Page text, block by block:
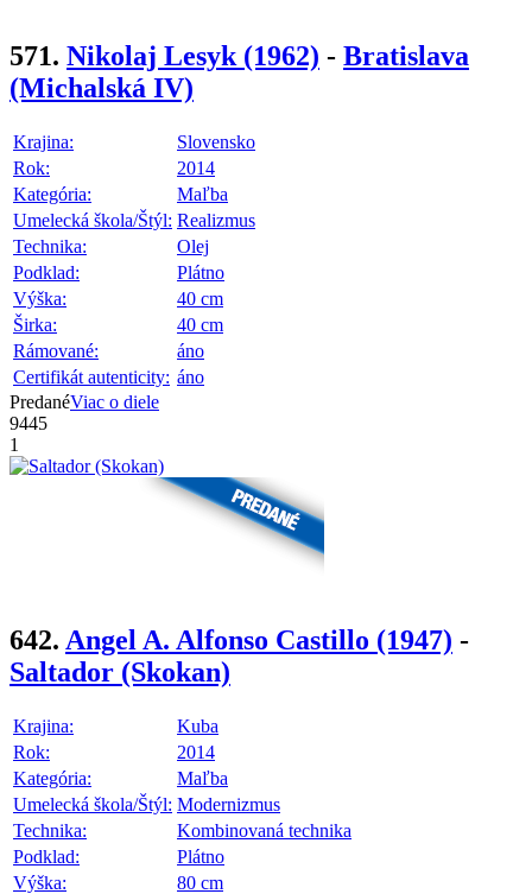
571. Nikolaj Lesyk(1962) - Bratislava
(Michalská IV)
Krajina:
Slovensko
Rok:
2014
Kategória:
Maľba
Umelecká škola/Štýl: Realizmus
Technika:
Olej
Podklad:
Plátno
Výška:
40 cm
Širka:
40 cm
Rámované:
áno
Certifikát autenticity: áno
PredanéViac o diele
9445
1
642. Angel A. Alfonso Castillo (1947) -
Saltador (Skokan)
Krajina:
Kuba
Rok:
2014
Kategória:
Maľba
Umelecká škola/Štýl: Modernizmus
Technika:
Kombinovaná technika
Podklad:
Plátno
Výška:
80 cm